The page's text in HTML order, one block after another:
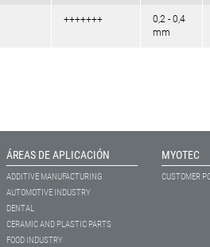
+++++++
0,2 - 0,4
mm
ÁREAS DE APLICACIÓN
ADDITIVE MANUFACTURING
AUTOMOTIVE INDUSTRY
DENTAL
CERAMIC AND PLASTIC PARTS
FOOD INDUSTRY
MYOTEC
CUSTOMER